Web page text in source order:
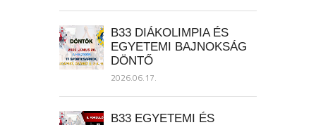
B33 DIÁKOLIMPIA ÉS
EGYETEMI BAJNOKSÁG
DÖNTŐ
2026.06.17.
B33 EGYETEMI ÉS